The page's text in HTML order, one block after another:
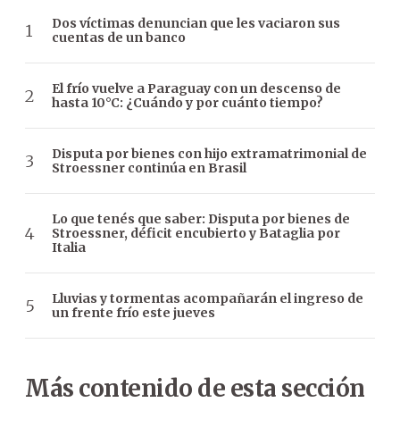
Dos víctimas denuncian que les vaciaron sus
cuentas de un banco
El frío vuelve a Paraguay con un descenso de
hasta 10°C: ¿Cuándo y por cuánto tiempo?
Disputa por bienes con hijo extramatrimonial de
Stroessner continúa en Brasil
Lo que tenés que saber: Disputa por bienes de
Stroessner, déficit encubierto y Bataglia por
Italia
Lluvias y tormentas acompañarán el ingreso de
un frente frío este jueves
Más contenido de esta sección